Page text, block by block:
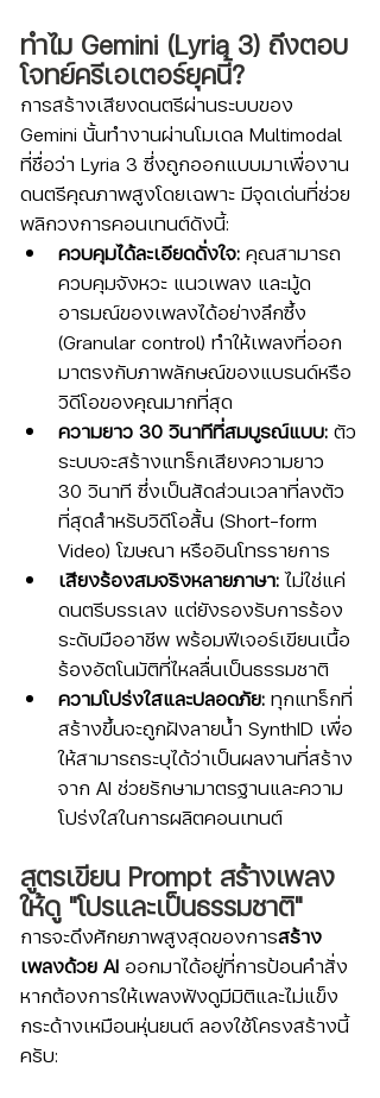
ทำไม Gemini (Lyria 3) ถึงตอบ
โจทย์ครีเอเตอร์ยุคนี้?
การสร้างเสียงดนตรีผ่านระบบของ
Gemini นั้นทำงานผ่านโมเดล Multimodal
ที่ชื่อว่า Lyria 3 ซึ่งถูกออกแบบมาเพื่องาน
ดนตรีคุณภาพสูงโดยเฉพาะ มีจุดเด่นที่ช่วย
พลิกวงการคอนเทนต์ดังนี้:
ควบคุมได้ละเอียดดั่งใจ: คุณสามารถ
ควบคุมจังหวะ แนวเพลง และมู้ด
อารมณ์ของเพลงได้อย่างลึกซึ้ง
(Granular control) ทำให้เพลงที่ออก
มาตรงกับภาพลักษณ์ของแบรนด์หรือ
วิดีโอของคุณมากที่สุด
ความยาว 30 วินาทีที่สมบูรณ์แบบ: ตัว
ระบบจะสร้างแทร็กเสียงความยาว
30 วินาที ซึ่งเป็นสัดส่วนเวลาที่ลงตัว
ที่สุดสำหรับวิดีโอสั้น (Short-form
Video) โฆษณา หรืออินโทรรายการ
เสียงร้องสมจริงหลายภาษา: ไม่ใช่แค่
ดนตรีบรรเลง แต่ยังรองรับการร้อง
ระดับมืออาชีพ พร้อมฟีเจอร์เขียนเนื้อ
ร้องอัตโนมัติที่ไหลลื่นเป็นธรรมชาติ
ความโปร่งใสและปลอดภัย: ทุกแทร็กที่
สร้างขึ้นจะถูกฝังลายน้ำ SynthID เพื่อ
ให้สามารถระบุได้ว่าเป็นผลงานที่สร้าง
จาก AI ช่วยรักษามาตรฐานและความ
โปร่งใสในการผลิตคอนเทนต์
สูตรเขียน Prompt สร้างเพลง
ให้ดู "โปรและเป็นธรรมชาติ"
การจะดึงศักยภาพสูงสุดของการสร้าง
เพลงด้วย AI ออกมาได้อยู่ที่การป้อนคำสั่ง
หากต้องการให้เพลงฟังดูมีมิติและไม่แข็ง
กระด้างเหมือนหุ่นยนต์ ลองใช้โครงสร้างนี้
ครับ: